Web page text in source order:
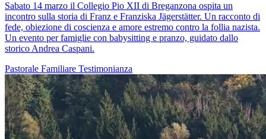
Sabato 14 marzo il Collegio Pio XII di Breganzona ospita un
incontro sulla storia di Franz e Franziska Jägerstätter. Un racconto di
fede, obiezione di coscienza e amore estremo contro la follia nazista.
Un evento per famiglie con babysitting e pranzo, guidato dallo
storico Andrea Caspani.
Pastorale Familiare Testimonianza